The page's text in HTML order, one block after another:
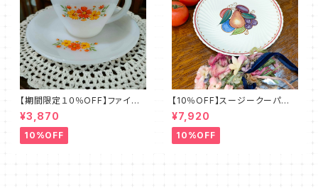
【期間限定１０％OFF】ファイア
ーキング・フラワー・カップ＆ソー
サー（FKFW0001）
¥3,870
10%OFF
【10％OFF】スージークーパー・
フルーツモチーフ・プレート（スパ
イラル）SCFM0029
¥7,920
10%OFF